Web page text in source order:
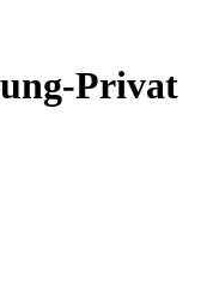
Privat